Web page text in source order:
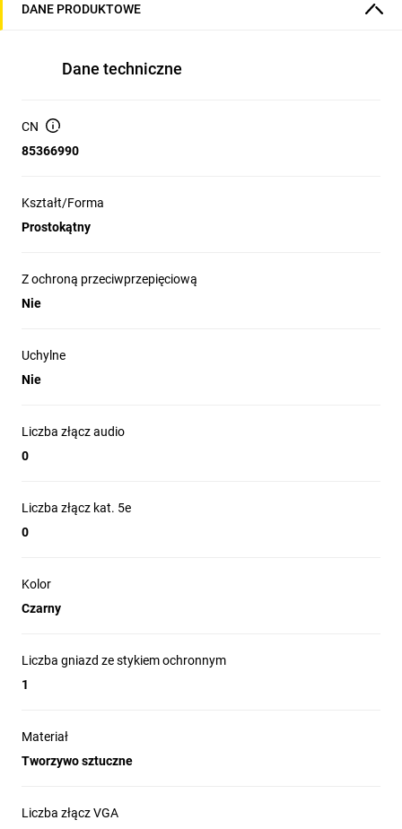
DANE PRODUKTOWE
Dane techniczne
CN
85366990
Kształt/Forma
Prostokątny
Z ochroną przeciwprzepięciową
Nie
Uchylne
Nie
Liczba złącz audio
0
Liczba złącz kat. 5e
0
Kolor
Czarny
Liczba gniazd ze stykiem ochronnym
1
Materiał
Tworzywo sztuczne
Liczba złącz VGA